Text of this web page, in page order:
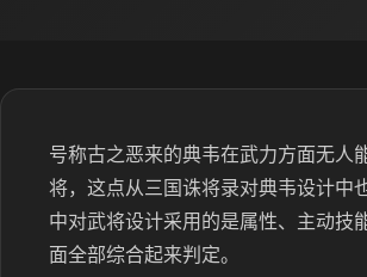
号称古之恶来的典韦在武力方面无人
将，这点从三国诛将录对典韦设计中
中对武将设计采用的是属性、主动技
面全部综合起来判定。